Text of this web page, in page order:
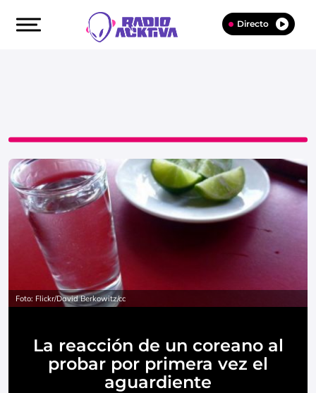
Directo
Foto: Flickr/David Berkowitz/cc
La reacción de un coreano al
probar por primera vez el
aguardiente